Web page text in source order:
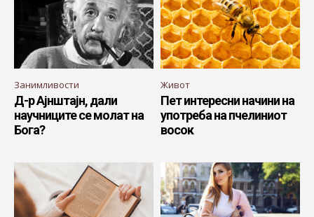
Занимливости
Д-р Ајнштајн, дали
научниците се молат на
Бога?
Живот
Пет интересни начини на
употреба на пчелиниот
восок